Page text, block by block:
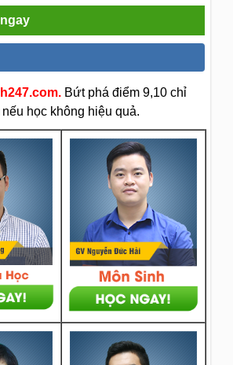
Bứt phá điểm 9,10 chỉ
học không hiệu quả.